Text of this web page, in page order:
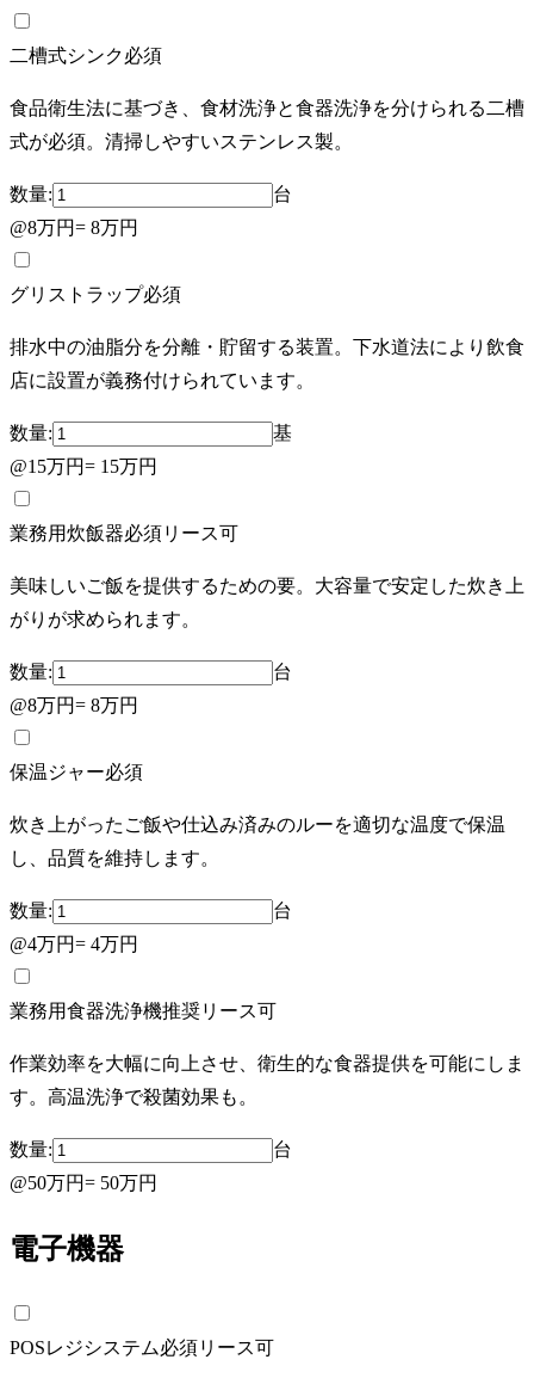
二槽式シンク必須
食品衛生法に基づき、食材洗浄と食器洗浄を分けられる二槽
式が必須。清掃しやすいステンレス製。
数量:
台
@8万円= 8万円
グリストラップ必須
排水中の油脂分を分離・貯留する装置。下水道法により飲食
店に設置が義務付けられています。
数量:
基
@15万円= 15万円
業務用炊飯器必須リース可
美味しいご飯を提供するための要。大容量で安定した炊き上
がりが求められます。
数量:
台
@8万円= 8万円
保温ジャー必須
炊き上がったご飯や仕込み済みのルーを適切な温度で保温
し、品質を維持します。
数量:
台
@4万円= 4万円
業務用食器洗浄機推奨リース可
作業効率を大幅に向上させ、衛生的な食器提供を可能にしま
す。高温洗浄で殺菌効果も。
数量:
台
@50万円= 50万円
電子機器
POSレジシステム必須リース可